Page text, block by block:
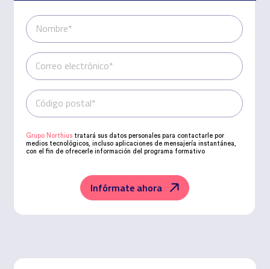
Nombre*
Correo electrónico*
Teléfono*
Código postal*
Grupo Northius tratará sus datos personales para contactarle por
medios tecnológicos, incluso aplicaciones de mensajería instantánea,
con el fin de ofrecerle información del programa formativo
correspondiente. Compartiremos su solicitud con las empresas que
Grupo Northius
, con el objeto de que estas puedan
hacerle llegar la mejor oferta de productos y servicios de acuerdo a su
petición. Quedan reconocidos los derechos de acceso, rectificación,
Privacidad.
Infórmate ahora